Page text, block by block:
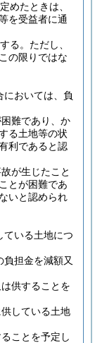
めたときは、
を受益者に通
る。 ただし、
の限りではな
においては、負
難であり、か
る土地等の状
利であると認
が生じたこと
とが困難であ
いと認められ
ている土地につ
担金を減額又
供することを
している土地
ことを予定し